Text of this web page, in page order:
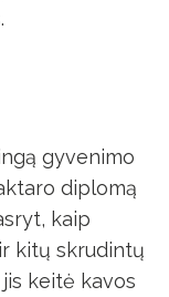
gyvenimo
diplomą
kaip
kitų skrudintų
keitė kavos